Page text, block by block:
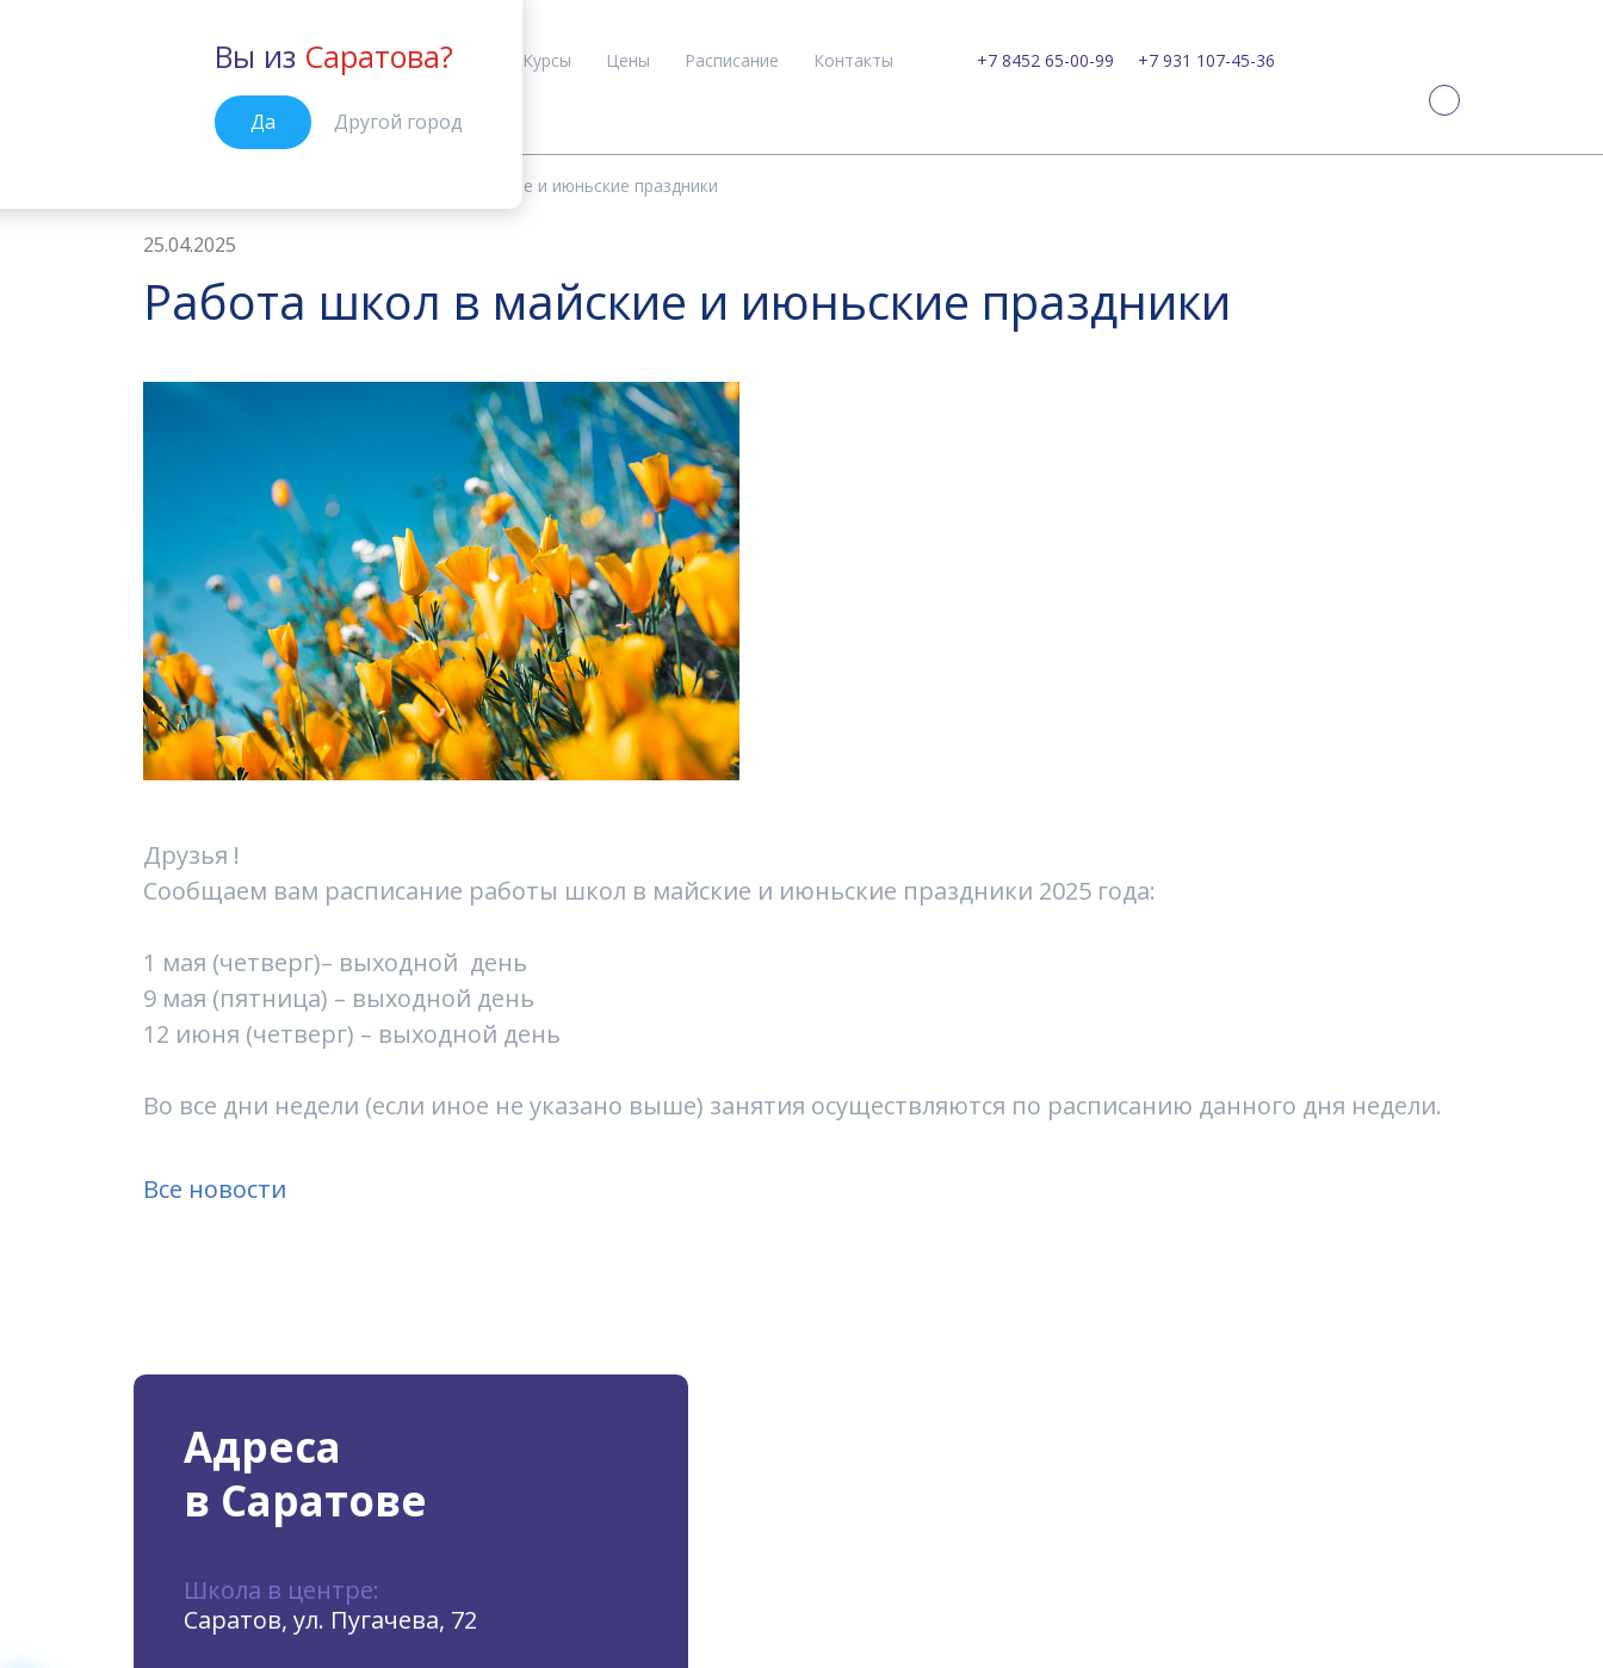
Саратов
Вы из Саратова?
Да Другой город
Курсы Цены Расписание Контакты +7 8452 65-00-99 +7 931 107-45-36
Работа школ в майские и июньские праздники
25.04.2025
Работа школ в майские и июньские праздники
Друзья !
Сообщаем вам расписание работы школ в майские и июньские праздники 2025 года:
1 мая (четверг)– выходной день
9 мая (пятница) – выходной день
12 июня (четверг) – выходной день
Во все дни недели (если иное не указано выше) занятия осуществляются по расписанию данного дня недели.
Все новости
Адреса
в Саратове
Школа в центре:
Саратов, ул. Пугачева, 72